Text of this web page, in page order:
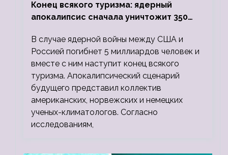
Конец всякого туризма: ядерный
апокалипсис сначала уничтожит 350
людей
В случае ядерной войны между США и
Россией погибнет 5 миллиардов человек и
вместе с ним наступит конец всякого
туризма. Апокалипсический сценарий
будущего представил коллектив
американских, норвежских и немецких
ученых-климатологов. Согласно
исследованиям,